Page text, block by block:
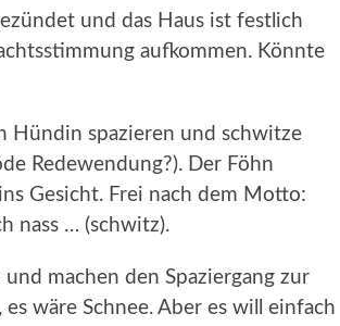
und das Haus ist festlich
aufkommen. Könnte
Hündin spazieren und schwitze
Redewendung?). Der Föhn
Gesicht. Frei nach dem Motto:
nass … (schwitz).
machen den Spaziergang zur
wäre Schnee. Aber es will einfach